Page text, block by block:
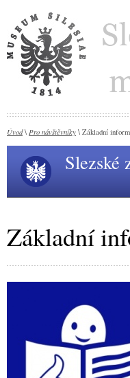
Úvod\ Pro návštěvníky \ Základní
Slezské
Základní